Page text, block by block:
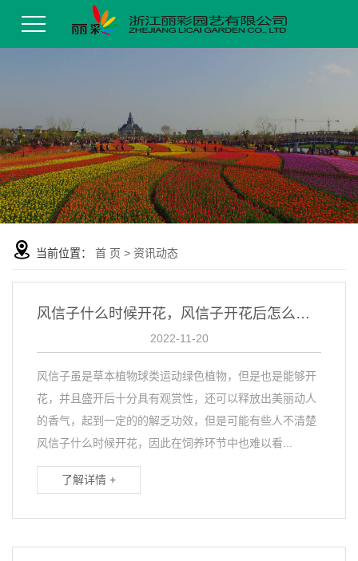
当前位置： 首 页 > 资讯动态
风信子什么时候开花，风信子开花后怎么处理？
2022-11-20
风信子虽是草本植物球类运动绿色植物，但是也是能够开
花，并且盛开后十分具有观赏性，还可以释放出美丽动人
的香气，起到一定的的解乏功效，但是可能有些人不清楚
风信子什么时候开花，因此在饲养环节中也难以看...
了解详情 +